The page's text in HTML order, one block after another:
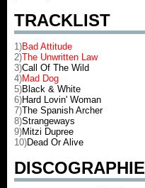
TRACKLIST
1)Bad Attitude
2)The Unwritten Law
3)Call Of The Wild
4)Mad Dog
5)Black & White
6)Hard Lovin' Woman
7)The Spanish Archer
8)Strangeways
9)Mitzi Dupree
10)Dead Or Alive
DISCOGRAPHIE